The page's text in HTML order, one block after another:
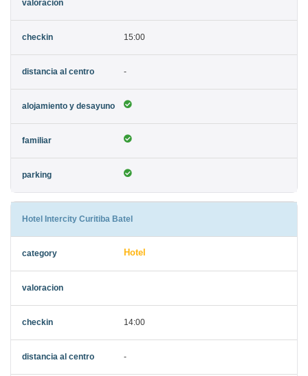
15:00
-
Hotel Intercity Curitiba Batel
Hotel
14:00
-